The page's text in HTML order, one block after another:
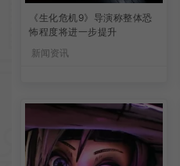
《生化危机9》导演称整体恐
怖程度将进一步提升
新闻资讯